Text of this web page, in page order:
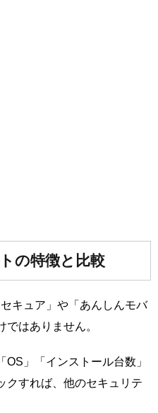
の特徴と比較
キュア」や「あんしんモバ
はありません。
」「インストール台数」
クすれば、他のセキュリテ